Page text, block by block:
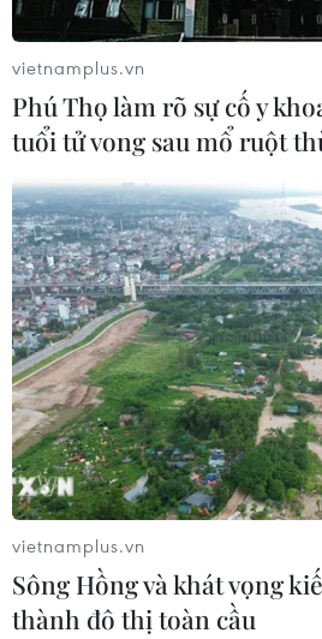
Bình Dương: Bắt giữ
nã do lừa đảo 11 tỷ đồng
14/04/2024 02:55
Sau khi nhận số tiền hơn 11 tỷ
năm 1982, thường trú tỉnh Bình
hiện như hợp đồng ký kết mà cắt
và bỏ trốn khỏi địa phương.
vietnamplus.vn
Phú Thọ làm rõ sự cố y
tuổi tử vong sau mổ ruột
vietnamplus.vn
Sông Hồng và khát vọng
thành đô thị toàn cầu